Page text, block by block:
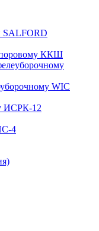
SALFORD
ККШ
WIC
ИСРК-12
4